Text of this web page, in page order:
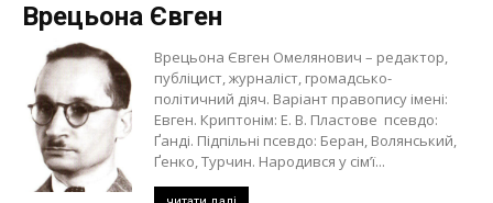
Врецьона Євген
Врецьона Євген Омелянович – редактор,
публіцист, журналіст, громадсько-
політичний діяч. Варіант правопису імені:
Евген. Криптонім: Е. В. Пластове псевдо:
Ґанді. Підпільні псевдо: Беран, Волянський,
Ґенко, Турчин. Народився у сім’ї...